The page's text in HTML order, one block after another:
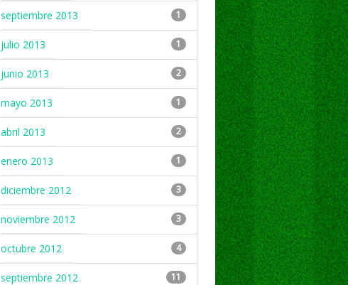
septiembre 2013 1
julio 2013 1
junio 2013 2
mayo 2013 1
abril 2013 2
enero 2013 1
diciembre 2012 3
noviembre 2012 3
octubre 2012 4
septiembre 2012 11